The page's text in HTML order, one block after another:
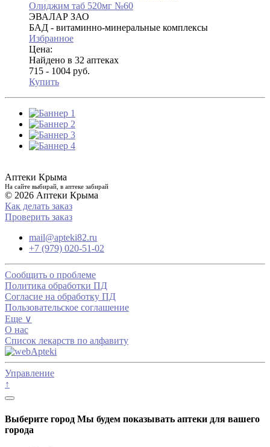
Олиджим таб 520мг №60
ЭВАЛАР ЗАО
БАД - витаминно-минеральные комплексы
Избранное
Цена:
Найдено в 32 аптеках
715 - 1004 руб.
Купить
Аптеки Крыма
На сайте выбирай, в аптеке забирай
© 2026 Аптеки Крыма
Как делать заказ
Проверить заказ
mail@apteki82.ru
+7 (979) 020-51-02
Сообщить о проблеме
Политика обработки ПД
Согласие на обработку ПД
Пользовательское соглашение
Еще ∨
О нас
Список лекарств по алфавиту
Управление
↑
Выберите город Мы будем показывать аптеки для вашего
города